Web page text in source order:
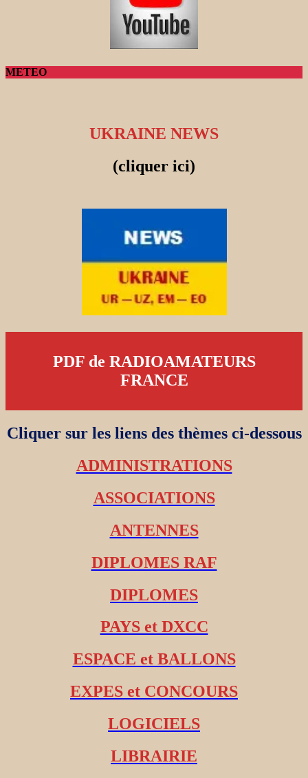
METEO
UKRAINE NEWS
(cliquer ici)
PDF de RADIOAMATEURS
FRANCE
Cliquer sur les liens des thèmes ci-dessous
ADMINISTRATIONS
ASSOCIATIONS
ANTENNES
DIPLOMES RAF
DIPLOMES
PAYS et DXCC
ESPACE et BALLONS
EXPES et CONCOURS
LOGICIELS
LIBRAIRIE